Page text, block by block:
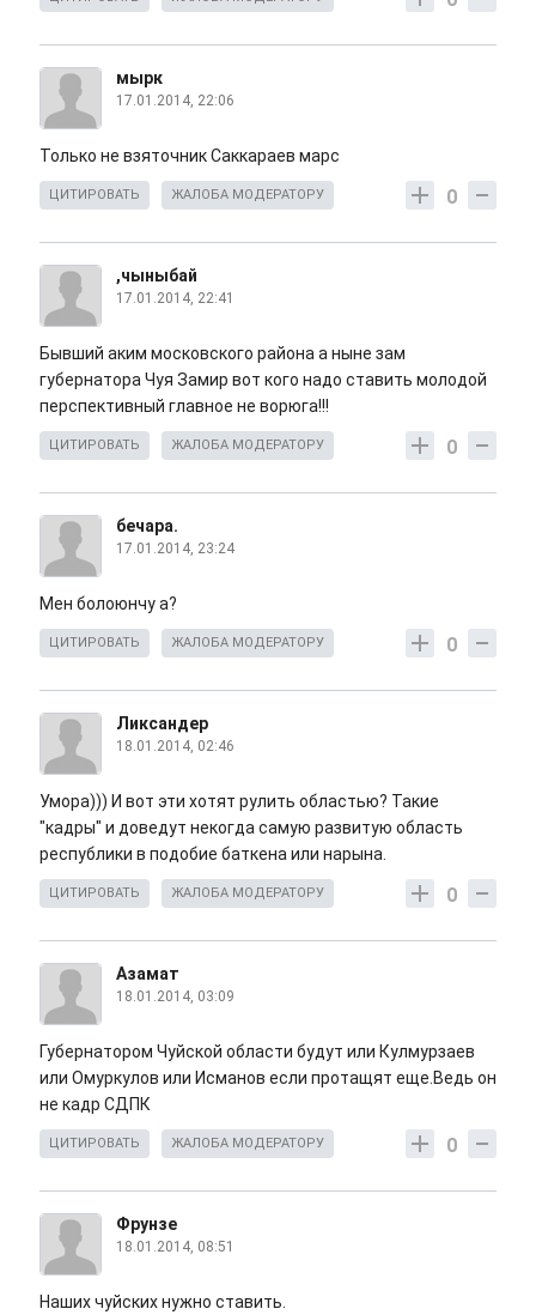
мырк
17.01.2014, 22:06
Только не взяточник Саккараев марс
0
ЦИТИРОВАТЬ ЖАЛОБА МОДЕРАТОРУ
,чыныбай
17.01.2014, 22:41
Бывший аким московского района а ныне зам
губернатора Чуя Замир вот кого надо ставить молодой
перспективный главное не ворюга!!!
0
ЦИТИРОВАТЬ ЖАЛОБА МОДЕРАТОРУ
бечара.
17.01.2014, 23:24
Мен болоюнчу а?
0
ЦИТИРОВАТЬ ЖАЛОБА МОДЕРАТОРУ
Ликсандер
18.01.2014, 02:46
Умора))) И вот эти хотят рулить областью? Такие
"кадры" и доведут некогда самую развитую область
республики в подобие баткена или нарына.
0
ЦИТИРОВАТЬ ЖАЛОБА МОДЕРАТОРУ
Азамат
18.01.2014, 03:09
Губернатором Чуйской области будут или Кулмурзаев
или Омуркулов или Исманов если протащят еще.Ведь он
не кадр СДПК
0
ЦИТИРОВАТЬ ЖАЛОБА МОДЕРАТОРУ
Фрунзе
18.01.2014, 08:51
Наших чуйских нужно ставить.